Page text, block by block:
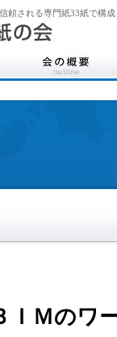
頼される専門紙33紙で構成
ＩＭのワ